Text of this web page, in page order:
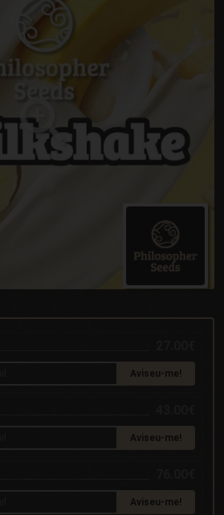
Aviseu-me!
Aviseu-me!
Aviseu-me!